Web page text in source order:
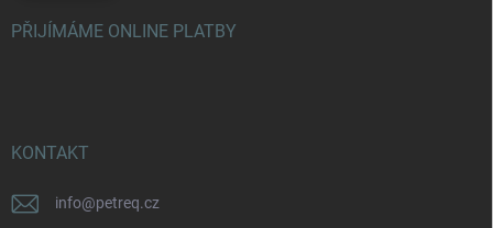
PŘIJÍMÁME ONLINE PLATBY
KONTAKT
info@petreq.cz